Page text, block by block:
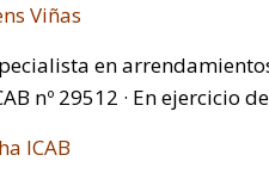
Viñas
en
nº 29512 · En ejercicio
ICAB